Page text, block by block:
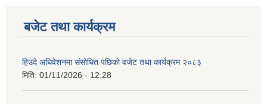
बजेट तथा कार्यक्रम
हिउदे अधिवेशनमा संसोधित पछिको वजेट तथा कार्यक्रम २०८३
मिति: 01/11/2026 - 12:28